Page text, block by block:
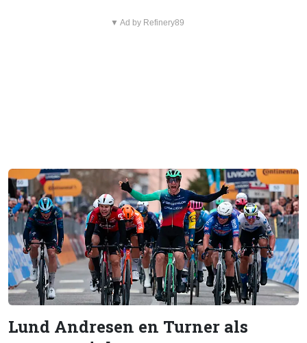
▼ Ad by Refinery89
Lund Andresen en Turner als